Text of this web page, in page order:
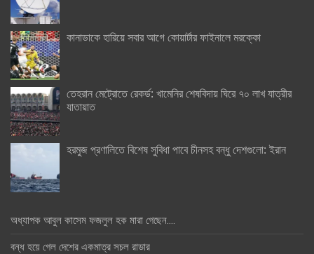
কানাডাকে হারিয়ে সবার আগে কোয়ার্টার ফাইনালে মরক্কো
তেহরান মেট্রোতে রেকর্ড: খামেনির শেষবিদায় ঘিরে ৭০ লাখ যাত্রীর
যাতায়াত
হরমুজ প্রণালিতে বিশেষ সুবিধা পাবে চীনসহ বন্ধু দেশগুলো: ইরান
অধ্যাপক আবুল কাসেম ফজলুল হক মারা গেছেন….
বন্ধ হয়ে গেল দেশের একমাত্র সচল রাডার